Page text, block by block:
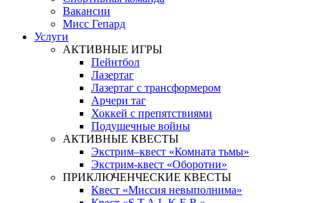
Вакансии
Мисс Гепард
Услуги
АКТИВНЫЕ ИГРЫ
Пейнтбол
Лазертаг
Лазертаг с трансформером
Арчери таг
Хоккей с препятствиями
Подушечные войны
АКТИВНЫЕ КВЕСТЫ
Экстрим–квест «Комната тьмы»
Экстрим-квест «Оборотни»
ПРИКЛЮЧЕНЧЕСКИЕ КВЕСТЫ
Квест «Миссия невыполнима»